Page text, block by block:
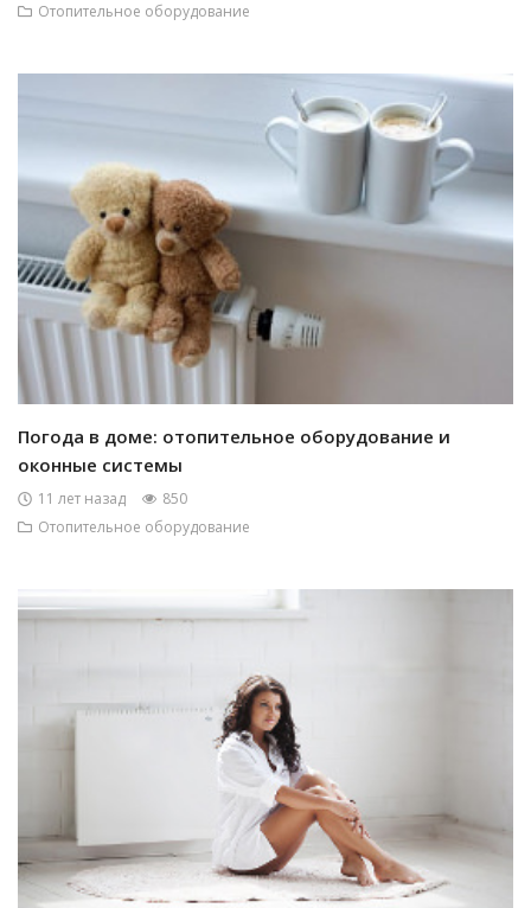
Отопительное оборудование
Погода в доме: отопительное оборудование и
оконные системы
11 лет назад
850
Отопительное оборудование